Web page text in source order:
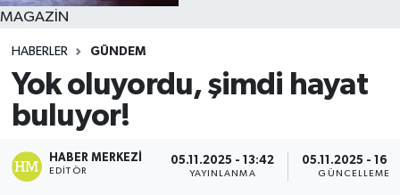
MAGAZİN
HABERLER GÜNDEM
Yok oluyordu, şimdi hayat
buluyor!
HABER MERKEZI
EDITÖR
05.11.2025 - 13:42
YAYINLANMA
05.11.2025 -
GÜNCELLEME
SAĞLIK
MAGAZİN
SPOR
Haber Arşivi